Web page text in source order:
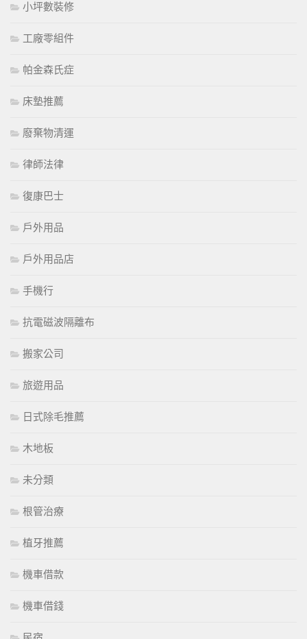
小坪數裝修
工廠零組件
帕金森氏症
床墊推薦
廢棄物清運
律師法律
復康巴士
戶外用品
戶外用品店
手機行
抗電磁波隔離布
搬家公司
旅遊用品
日式除毛推薦
木地板
未分類
根管治療
植牙推薦
機車借款
機車借錢